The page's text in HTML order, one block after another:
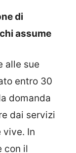
di
assume
alle sue
entro 30
domanda
dai servizi
vive. In
con il